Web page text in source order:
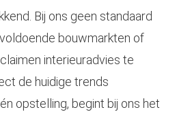
Bij ons geen standaard
bouwmarkten of
interieuradvies te
de huidige trends
opstelling, begint bij ons het